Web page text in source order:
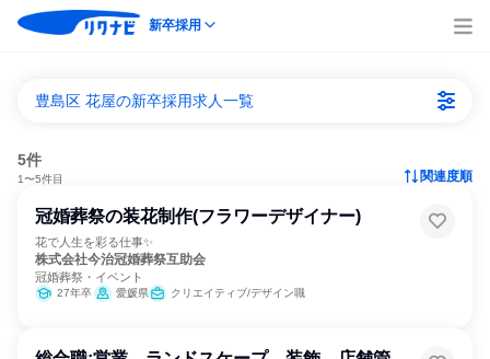
新卒採用
豊島区 花屋の新卒採用求人一覧
5件
1〜5件目 関連度順
冠婚葬祭の装花制作(フラワーデザイナー)
花で人生を彩る仕事✨
株式会社今治冠婚葬祭互助会
冠婚葬祭・イベント
27年卒 愛媛県 クリエイティブ/デザイン職